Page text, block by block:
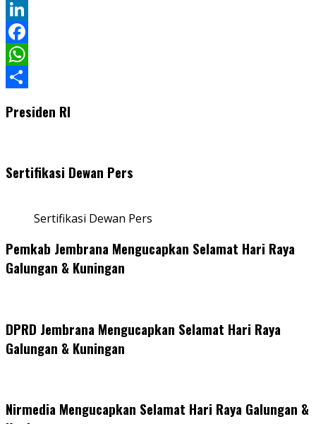
Twitter
LinkedIn
Facebook
WhatsApp
Presiden RI
Sertifikasi Dewan Pers
Sertifikasi Dewan Pers
Pemkab Jembrana Mengucapkan Selamat Hari Raya
Galungan & Kuningan
DPRD Jembrana Mengucapkan Selamat Hari Raya
Galungan & Kuningan
Nirmedia Mengucapkan Selamat Hari Raya Galungan &